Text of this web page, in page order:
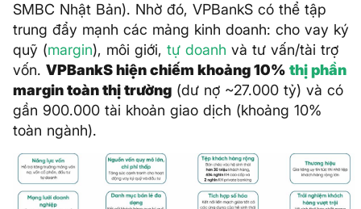
SMBC Nhật Bản). Nhờ đó, VPBankS có thể tập
trung đẩy mạnh các mảng kinh doanh: cho vay ký
quỹ (margin), môi giới, tự doanh và tư vấn/tài trợ
vốn. VPBankS hiện chiếm khoảng 10% thị phần
margin toàn thị trường (dư nợ ~27.000 tỷ) và có
gần 900.000 tài khoản giao dịch (khoảng 10%
toàn ngành).